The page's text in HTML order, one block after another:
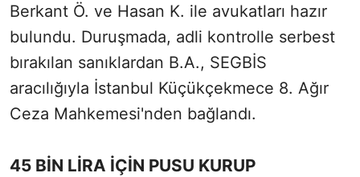
Berkant Ö. ve Hasan K. ile avukatları hazır
bulundu. Duruşmada, adli kontrolle serbest
bırakılan sanıklardan B.A., SEGBİS
aracılığıyla İstanbul Küçükçekmece 8. Ağır
Ceza Mahkemesi'nden bağlandı.
45 BİN LİRA İÇİN PUSU KURUP